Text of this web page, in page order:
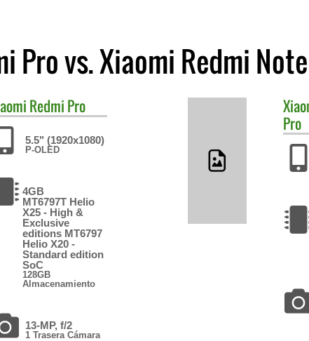
Pro vs. Xiaomi Redmi
Redmi Pro
5.5" (1920x1080)
P-OLED
4GB
MT6797T Helio
X25 - High &
Exclusive
editions MT6797
Helio X20 -
Standard edition
SoC
128GB
Almacenamiento
13-MP, f/2
1 Trasera Cámara
Pro